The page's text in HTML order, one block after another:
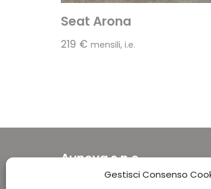
Gestisci Consenso
Seat Arona
219 € mensili, i.e.
Aunova s.n.c.
di Giancarlo Landi & C.